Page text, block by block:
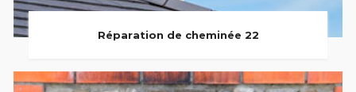
Réparation de cheminée 22